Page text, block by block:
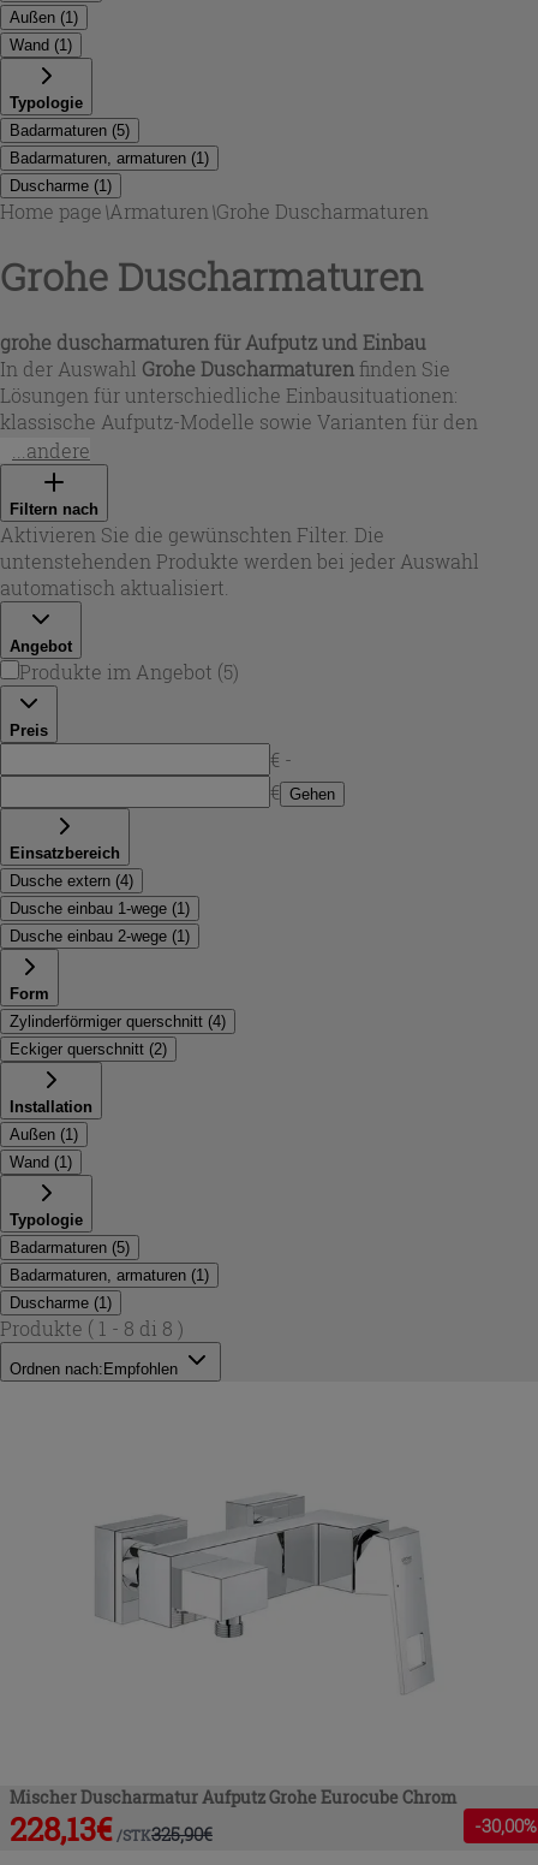
Außen (1)
Wand (1)
Typologie
Badarmaturen (5)
Badarmaturen, armaturen (1)
Duscharme (1)
Home page\Armaturen \Grohe Duscharmaturen
Grohe Duscharmaturen
grohe duscharmaturen für Aufputz und Einbau
In der Auswahl Grohe Duscharmaturenfinden Sie
Lösungen für unterschiedliche Einbausituationen:
klassische Aufputz-Modelle sowie Varianten für den
Einbau, teilweise als 2‑Wege-Ausführung. Je nach Bedarf
wählen Sie eine
duscharmatur einhebelmischer
Bedienung oder alsgrohe duschmischerfür eine klare,
reduzierte Optik. Für langlebige Qualität kommen robuste
Materialien wieduscharmatur messing grohe
(hochwertiges Messing) zum Einsatz, meist mit
...andere
Filtern nach
Aktivieren Sie die gewünschten Filter. Die
untenstehenden Produkte werden bei jeder Auswahl
automatisch aktualisiert.
Angebot
Produkte im Angebot (5)
Preis
€ -
€ Gehen
Einsatzbereich
Dusche extern (4)
Dusche einbau 1-wege (1 )
Dusche einbau 2-wege (1 )
Form
Zylinderförmiger querschnitt (4)
Eckiger querschnitt (2)
Installation
Außen (1 )
Wand (1 )
Typologie
Badarmaturen (5)
Badarmaturen, armaturen (1 )
Duscharme (1 )
Produkte ( 1 - 8 di 8 )
Ordnen nach: Empfohlen
Mischer Duscharmatur Aufputz Grohe Eurocube Chrom
228,13€ /STK325,90€ -30,00%